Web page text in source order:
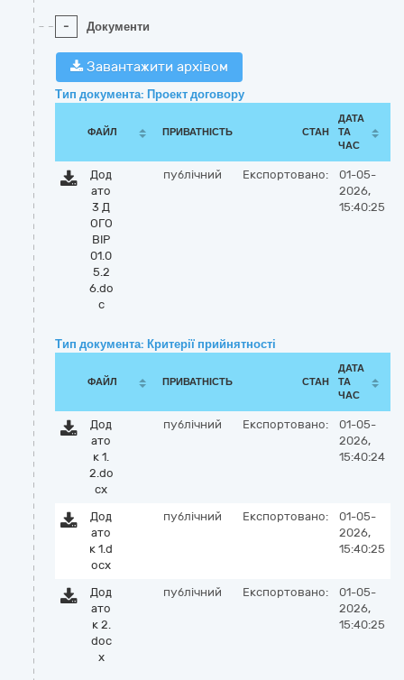
- Документи
Завантажити архівом
Тип документа: Проект договору
ФАЙЛ ПРИВАТНІСТЬ СТАН
ДАТА
ТА
ЧАС
Дод
ато
3 Д
ОГО
ВІР
01.0
5.2
6.do
c
публічний Експортовано:
01-05-
2026,
15:40:25
Тип документа: Критерії прийнятності
ФАЙЛ ПРИВАТНІСТЬ СТАН
ДАТА
ТА
ЧАС
Дод
ато
к 1.
2.do
cx
публічний Експортовано:
01-05-
2026,
15:40:24
Дод
ато
к 1.d
ocx
публічний Експортовано:
01-05-
2026,
15:40:25
Дод
ато
к 2.
doc
x
публічний Експортовано:
01-05-
2026,
15:40:25